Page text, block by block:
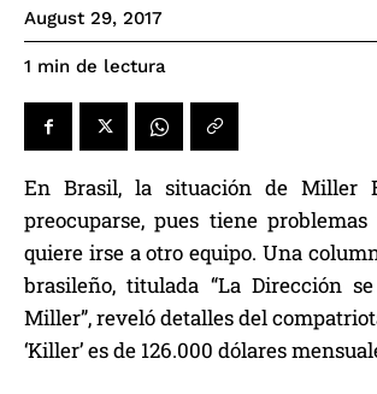
August 29, 2017
1 min de lectura
En Brasil, la situación de Miller
preocuparse, pues tiene
quiere irse a otro equipo. Una
brasileño, titulada “La Dirección
Miller”, reveló detalles del
‘Killer’ es de 126.000 dólares